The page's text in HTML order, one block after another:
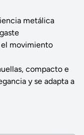
metálica
el movimiento
compacto e
y se adapta a